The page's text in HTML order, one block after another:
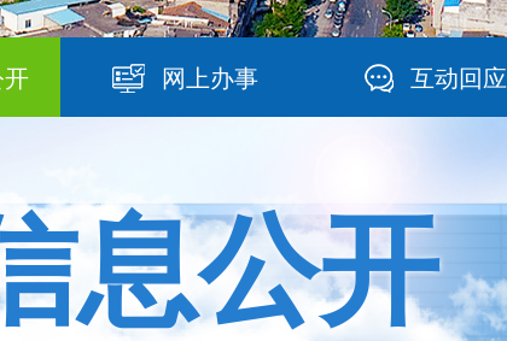
开 网上办事 互动回应
息公开